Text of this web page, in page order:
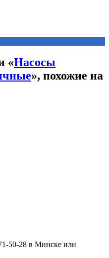
«Насосы
», похожие на
50-28 в Минске или